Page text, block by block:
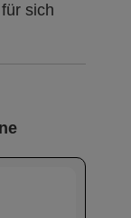
sich